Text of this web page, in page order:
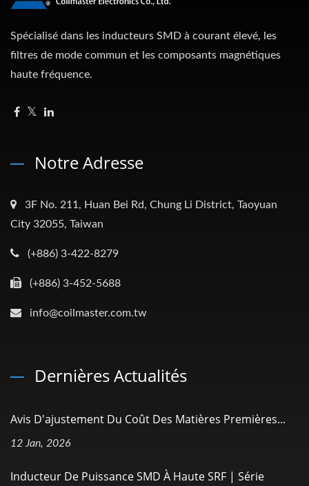
Spécialisé dans les inducteurs SMD à courant élevé, les
filtres de mode commun et les composants magnétiques
haute fréquence.
Notre Adresse
3F No. 211, Huan Bei Rd, Chung Li District, Taoyuan
City 32055, Taiwan
(+886) 3-422-8279
(+886) 3-452-5688
info@coilmaster.com.tw
Dernières Actualités
Avis D'ajustement Du Coût Des Matières Premières...
12 Jan, 2026
Inducteur De Puissance SMD À Haute SRF | Série